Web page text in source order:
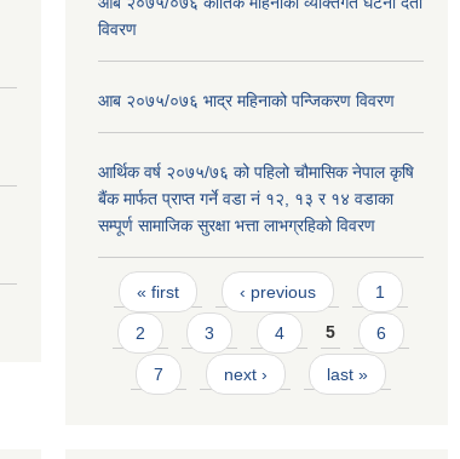
विवरण
आब २०७५/०७६ भाद्र महिनाको पन्जिकरण विवरण
आर्थिक वर्ष २०७५/७६ को पहिलो चौमासिक नेपाल कृषि
बैंक मार्फत प्राप्त गर्ने वडा नं १२, १३ र १४ वडाका
सम्पूर्ण सामाजिक सुरक्षा भत्ता लाभग्रहिको विवरण
Pages
« first ‹ previous 1
2 3 4 5 6
7 next › last »